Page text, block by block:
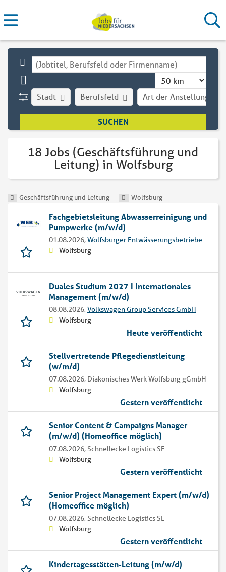
Stadt Art der Anstellung
Berufsfeld
18 Jobs (Geschäftsführung und
Leitung) in Wolfsburg
Geschäftsführung und Leitung Wolfsburg
Fachgebietsleitung Abwasserreinigung und
Pumpwerke (m/w/d)
01.08.2026,Wolfsburger Entwässerungsbetriebe
Wolfsburg
Duales Studium 2027 I Internationales
Management (m/w/d)
08.08.2026,Volkswagen Group Services GmbH
Wolfsburg
Heute veröffentlicht
Stellvertretende Pflegedienstleitung
(w/m/d)
07.08.2026, Diakonisches Werk Wolfsburg gGmbH
Wolfsburg
Gestern veröffentlicht
Senior Content & Campaigns Manager
(m/w/d) (Homeoffice möglich)
07.08.2026,Schnellecke Logistics SE
Wolfsburg
Gestern veröffentlicht
Senior Project Management Expert (m/w/d)
(Homeoffice möglich)
07.08.2026,Schnellecke Logistics SE
Wolfsburg
Gestern veröffentlicht
Kindertagesstätten-Leitung (m/w/d)